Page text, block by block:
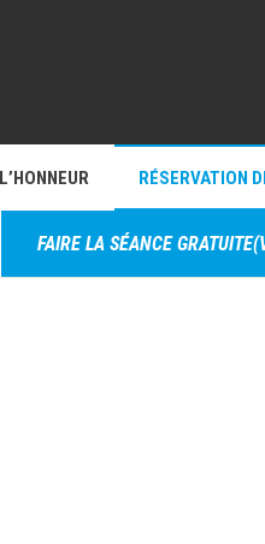
RÉSERVATION
FAIRE LA SÉANCE